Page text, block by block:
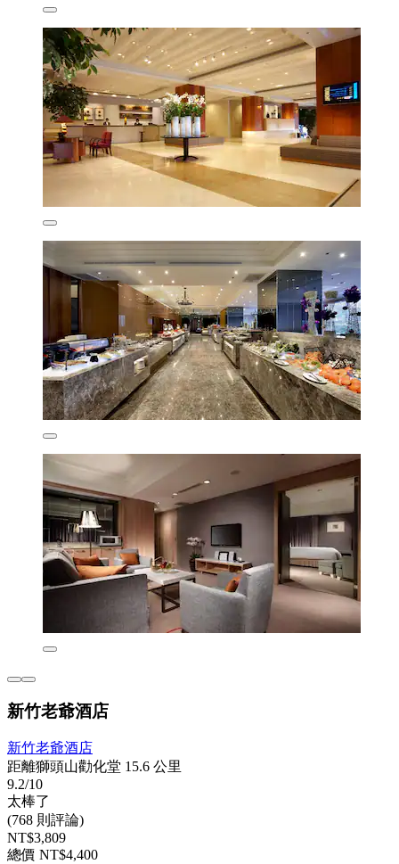
新竹老爺酒店
新竹老爺酒店
距離獅頭山勸化堂 15.6 公里
9.2/10
太棒了
(768 則評論)
NT$3,809
總價 NT$4,400